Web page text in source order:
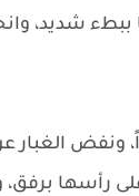
شديد،
ونفض الغبار
رأسها